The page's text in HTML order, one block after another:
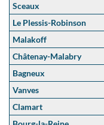
Sceaux
Le Plessis-Robinson
Malakoff
Châtenay-Malabry
Bagneux
Vanves
Clamart